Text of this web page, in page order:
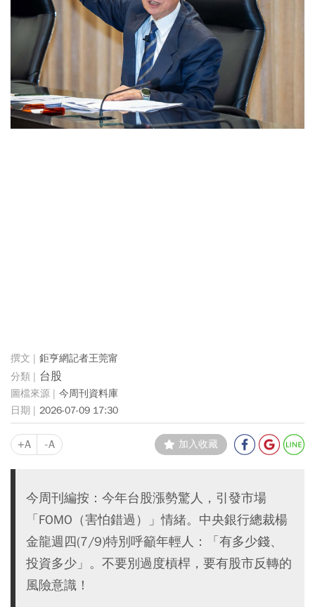
鉅亨網記者王莞甯
台股
今周刊資料庫
2026-07-09 17:30
+A -A 加入收藏
今周刊編按：今年台股漲勢驚人，引發市場
「FOMO（害怕錯過）」情緒。中央銀行總裁楊
金龍週四(7/9)特別呼籲年輕人：「有多少錢、
投資多少」。不要別過度槓桿，要有股市反轉的
風險意識！